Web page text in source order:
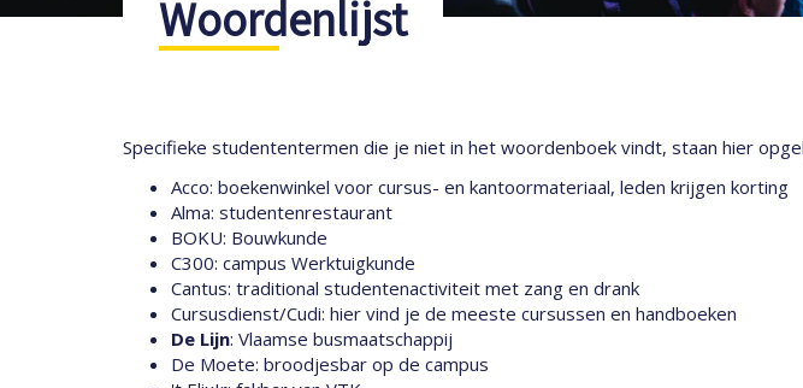
Woordenlijst
Specifieke studententermen die je niet in het woordenboek vindt, staan hier
Acco: boekenwinkel voor cursus- en kantoormateriaal, leden krijgen korting
Alma: studentenrestaurant
BOKU: Bouwkunde
C300: campus Werktuigkunde
Cantus: traditional studentenactiviteit met zang en drank
Cursusdienst/Cudi: hier vind je de meeste cursussen en handboeken
De Lijn: Vlaamse busmaatschappij
De Moete: broodjesbar op de campus